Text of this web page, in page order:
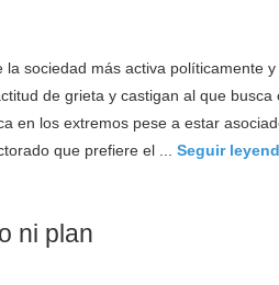
la sociedad más activa políticamente
de grieta y castigan al que busca
en los extremos pese a estar
que prefiere el ... Seguir
ni plan